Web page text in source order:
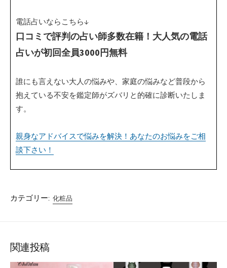
電話占いならこちら↓
口コミで評判の占い師多数在籍！大人気の電話
占いが初回全員3000円無料
誰にも言えない大人の悩みや、家庭の悩みなど普段から
抱えている不安を鑑定師がズバリと的確に診断いたしま
す。
親身なアドバイスで悩みを解決！あなたのお悩みをご相
談下さい！
カテゴリー: 化粧品
関連投稿